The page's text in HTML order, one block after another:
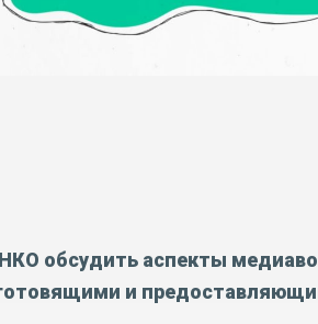
обсудить аспекты
и